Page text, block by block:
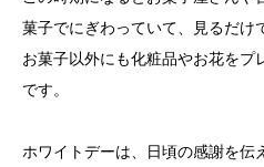
菓子でにぎわっていて、見るだけ
お菓子以外にも化粧品やお花をプ
です。
ホワイトデーは、日頃の感謝を伝